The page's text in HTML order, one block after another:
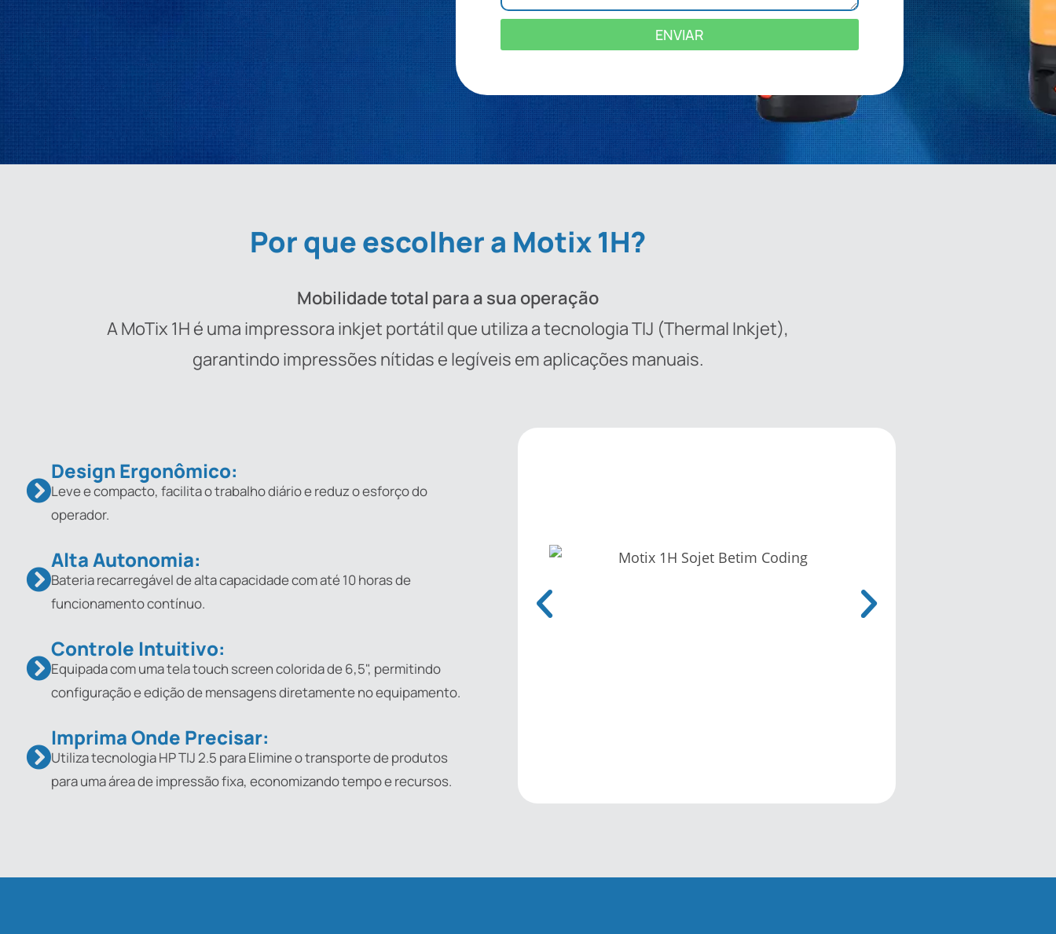
ENVIAR
Por que escolher a Motix 1H?
Mobilidade total para a sua operação
A MoTix 1H é uma impressora inkjet portátil que utiliza a tecnologia TIJ (Thermal Inkjet),
garantindo impressões nítidas e legíveis em aplicações manuais.
Design Ergonômico:
Leve e compacto, facilita o trabalho diário e reduz o esforço do
operador.
Alta Autonomia:
Bateria recarregável de alta capacidade com até 10 horas de
funcionamento contínuo.
Controle Intuitivo:
Equipada com uma tela touch screen colorida de 6,5", permitindo
configuração e edição de mensagens diretamente no equipamento.
Imprima Onde Precisar:
Utiliza tecnologia HP TIJ 2.5 para Elimine o transporte de produtos
para uma área de impressão fixa, economizando tempo e recursos.